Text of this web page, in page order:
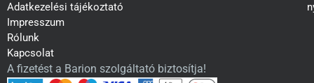
Adatkezelési tájékoztató
Impresszum
Rólunk
Kapcsolat
A fizetést a Barion szolgáltató biztosítja!